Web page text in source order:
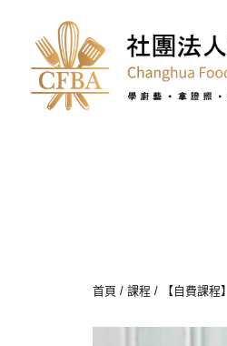
首頁 / 課程 / 【自費課程